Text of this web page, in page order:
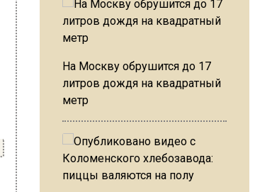
На Москву обрушится до 17
литров дождя на квадратный
метр